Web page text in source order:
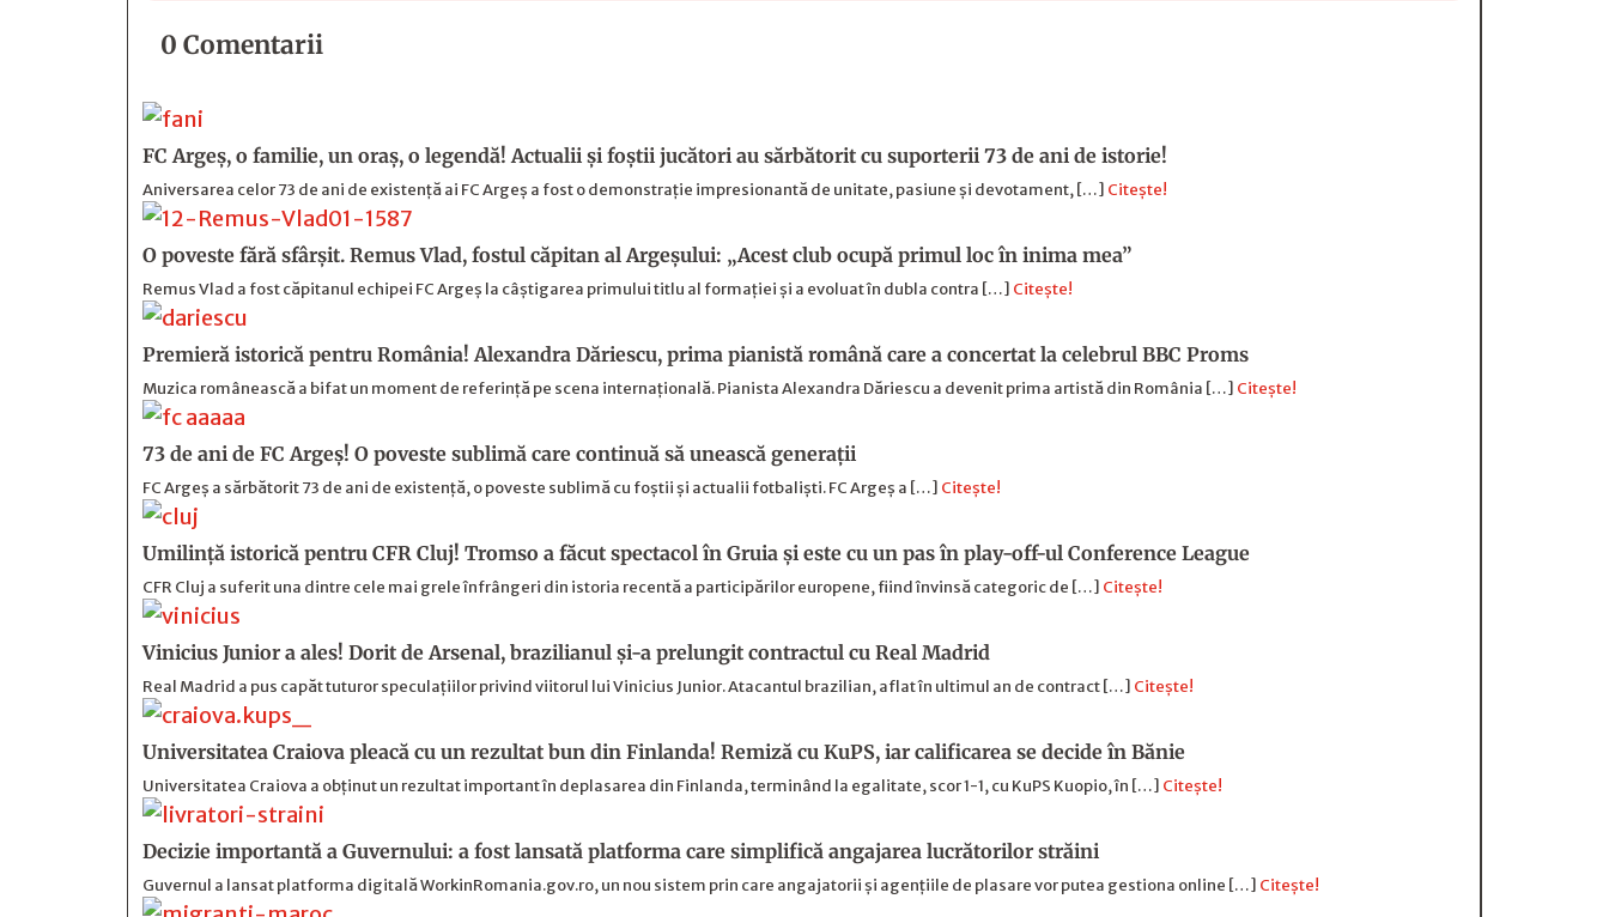
0 Comentarii
FC Argeş, o familie, un oraș, o legendă! Actualii şi foştii jucători au sărbătorit cu suporterii 73 de ani de istorie!
Aniversarea celor 73 de ani de existență ai FC Argeș a fost o demonstrație impresionantă de unitate, pasiune și devotament, […] Citește!
O poveste fără sfârşit. Remus Vlad, fostul căpitan al Argeşului: „Acest club ocupă primul loc în inima mea”
Remus Vlad a fost căpitanul echipei FC Argeș la câștigarea primului titlu al formației și a evoluat în dubla contra […] Citește!
Premieră istorică pentru România! Alexandra Dăriescu, prima pianistă română care a concertat la celebrul BBC Proms
Muzica românească a bifat un moment de referință pe scena internațională. Pianista Alexandra Dăriescu a devenit prima artistă din România […] Citește!
73 de ani de FC Argeş! O poveste sublimă care continuă să unească generaţii
FC Argeș a sărbătorit 73 de ani de existență, o poveste sublimă cu foștii și actualii fotbaliști. FC Argeș a […] Citește!
Umilință istorică pentru CFR Cluj! Tromso a făcut spectacol în Gruia și este cu un pas în play-off-ul Conference League
CFR Cluj a suferit una dintre cele mai grele înfrângeri din istoria recentă a participărilor europene, fiind învinsă categoric de […] Citește!
Vinicius Junior a ales! Dorit de Arsenal, brazilianul și-a prelungit contractul cu Real Madrid
Real Madrid a pus capăt tuturor speculațiilor privind viitorul lui Vinicius Junior. Atacantul brazilian, aflat în ultimul an de contract […] Citește!
Universitatea Craiova pleacă cu un rezultat bun din Finlanda! Remiză cu KuPS, iar calificarea se decide în Bănie
Universitatea Craiova a obținut un rezultat important în deplasarea din Finlanda, terminând la egalitate, scor 1-1, cu KuPS Kuopio, în […] Citește!
Decizie importantă a Guvernului: a fost lansată platforma care simplifică angajarea lucrătorilor străini
Guvernul a lansat platforma digitală WorkinRomania.gov.ro, un nou sistem prin care angajatorii și agențiile de plasare vor putea gestiona online […] Citește!